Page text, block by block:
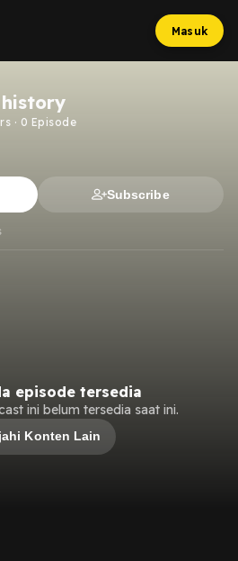
Masuk
· 0 Episode
Subscribe
episode tersedia
ini belum tersedia saat ini.
Konten Lain